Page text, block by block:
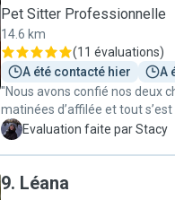
Pet Sitter Professionnelle
14.6 km
(11 évaluations)
A été contacté hier
A
"Nous avons confié nos deux
matinées d’affilée et tout
est restée au minimum 30
consignes, ce qui nous a
S Evaluation faite par Stacy
9. Léana